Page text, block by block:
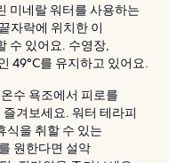
미네랄 워터를 사용하는
자락에 위치한 이
수 있어요. 수영장,
49°C를 유지하고 있어요.
수 욕조에서 피로를
겨보세요. 워터 테라피
식을 취할 수 있는
원한다면 설악